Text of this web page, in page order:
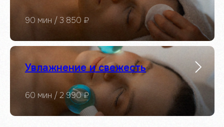
90 мин / 3 850 ₽
Увлажнение и свежесть
60 мин / 2 990 ₽